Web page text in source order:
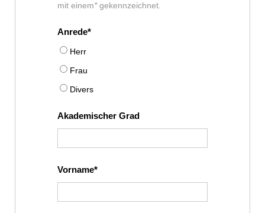
mit einem*gekennzeichnet.
Anrede
Herr
Frau
Divers
Akademischer Grad
Vorname